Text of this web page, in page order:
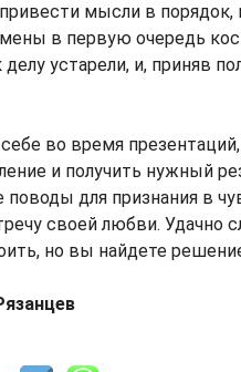
мысли в порядок,
в первую очередь
устарели, и, приняв
себе во время
и получить нужный
поводы для признания в
своей любви. Удачно
но вы найдете